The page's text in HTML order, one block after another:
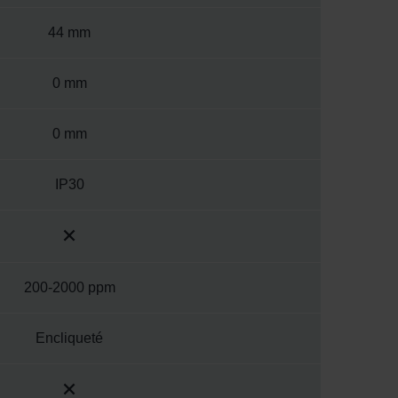
44 mm
0 mm
0 mm
IP30
200-2000 ppm
Encliqueté